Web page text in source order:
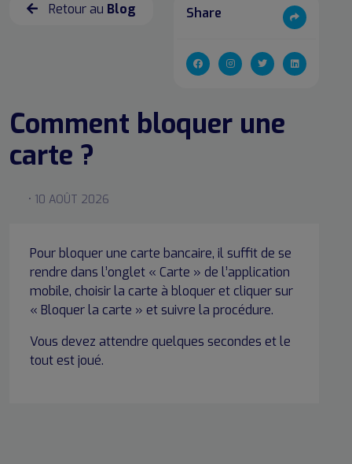
Retour au Blog Share
Comment bloquer une
carte ?
• 10 AOÛT 2026
Pour bloquer une carte bancaire, il suffit de se
rendre dans l’onglet « Carte » de l’application
mobile, choisir la carte à bloquer et cliquer sur
« Bloquer la carte » et suivre la procédure.
Vous devez attendre quelques secondes et le
tout est joué.